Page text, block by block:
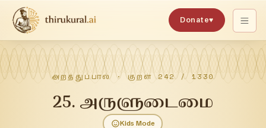
Donate♥
அறத்துப்பால்· குறள்242/ 1330
25.அருளுடைமை
Kids Mode